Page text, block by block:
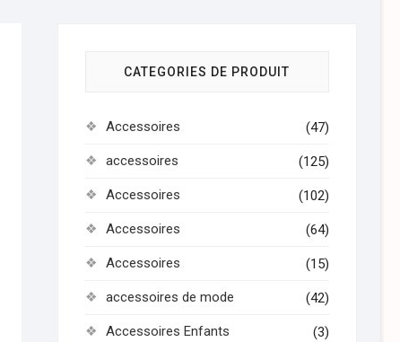
CATEGORIES DE PRODUIT
Accessoires (47)
accessoires (125)
Accessoires (102)
Accessoires (64)
Accessoires (15)
accessoires de mode (42)
Accessoires Enfants (3)